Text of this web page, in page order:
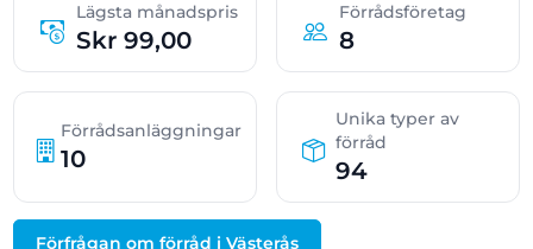
Lägsta månadspris
Skr 99,00
Förrådsföretag
8
Förrådsanläggningar
10
Unika typer av
förråd
94
Förfrågan om förråd i Västerås